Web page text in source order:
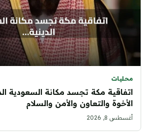
محليات
اتفاقية مكة تجسد مكانة السعودية
الأخوة والتعاون والأمن والسلام
أغسطس 8, 2026